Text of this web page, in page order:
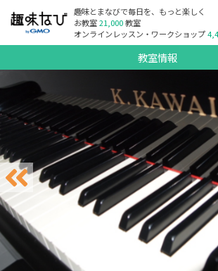
趣味とまなびで毎日を、もっと楽しく
お教室21,000教室
オンラインレッスン・ワークショップ
教室情報